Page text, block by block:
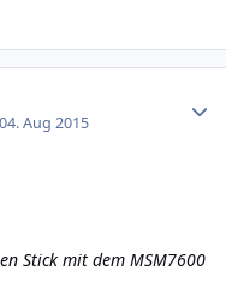
4. Aug 2015
Stick mit dem MSM7600